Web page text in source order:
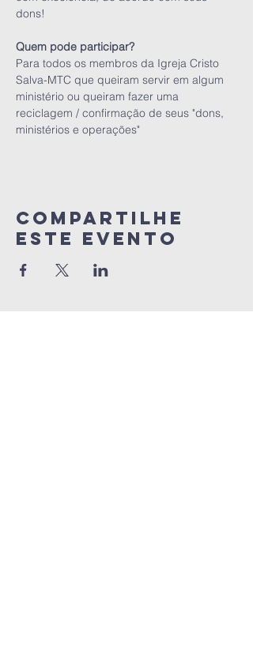
dons!
Para todos os membros da Igreja Cristo
Salva-MTC que queiram servir em algum
ministério ou queiram fazer uma
reciclagem / confirmação de seus "dons,
ministérios e operações"
Compartilhe
este evento